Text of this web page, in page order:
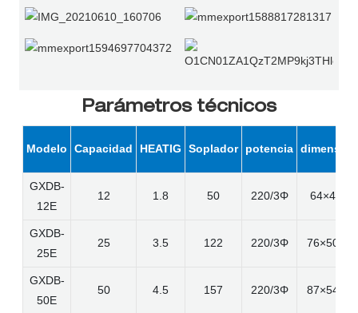
Parámetros técnicos
Modelo Capacidad HEATIG Soplador potencia
GXDB-
12E
12 1.8 50 220/3Φ
GXDB-
25E
25 3.5 122 220/3Φ
GXDB-
50E
50 4.5 157 220/3Φ